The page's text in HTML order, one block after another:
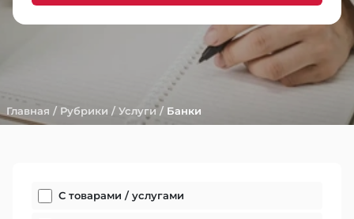
Главная / Рубрики / Услуги/ Банки
С товарами / услугами